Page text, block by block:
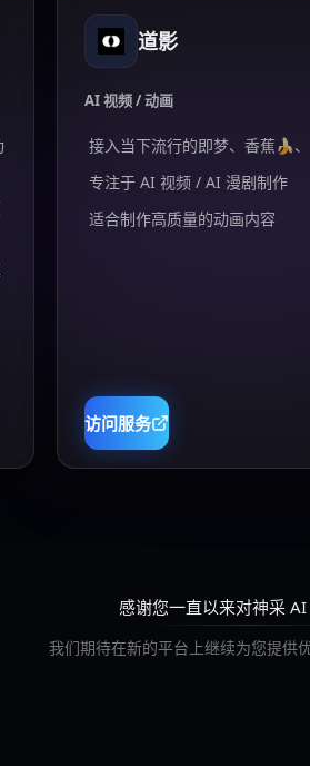
道影
AI 视频 / 动画
接入当下流行的即梦、香蕉🍌
专注于 AI 视频 / AI 漫剧制作
适合制作高质量的动画内容
访问服务
感谢您一直以来对神采 AI
我们期待在新的平台上继续为您提供